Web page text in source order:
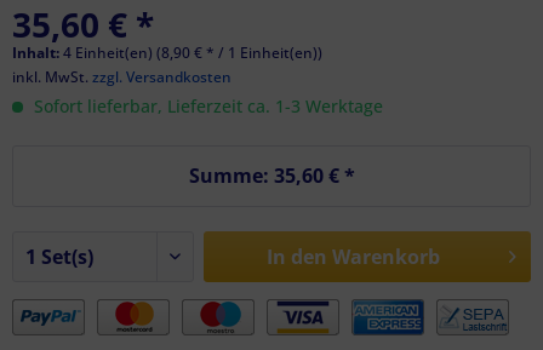
35,60 € *
Inhalt:4 Einheit(en) (8,90 € * / 1 Einheit(en))
inkl. MwSt. zzgl. Versandkosten
Sofort lieferbar, Lieferzeit ca. 1-3 Werktage
Summe: 35,60 €*
In den Warenkorb